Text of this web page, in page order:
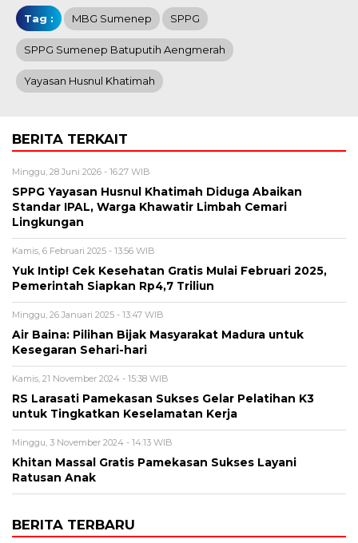
Tag : MBG Sumenep SPPG
SPPG Sumenep Batuputih Aengmerah
Yayasan Husnul Khatimah
BERITA TERKAIT
Minggu, 28 Juni 2026 - 16:27 WIB
SPPG Yayasan Husnul Khatimah Diduga Abaikan
Standar IPAL, Warga Khawatir Limbah Cemari
Lingkungan
Kamis, 6 Februari 2025 - 13:56 WIB
Yuk Intip! Cek Kesehatan Gratis Mulai Februari 2025,
Pemerintah Siapkan Rp4,7 Triliun
Minggu, 26 Januari 2025 - 13:47 WIB
Air Baina: Pilihan Bijak Masyarakat Madura untuk
Kesegaran Sehari-hari
Kamis, 21 November 2024 - 15:38 WIB
RS Larasati Pamekasan Sukses Gelar Pelatihan K3
untuk Tingkatkan Keselamatan Kerja
Minggu, 3 November 2024 - 14:13 WIB
Khitan Massal Gratis Pamekasan Sukses Layani
Ratusan Anak
BERITA TERBARU